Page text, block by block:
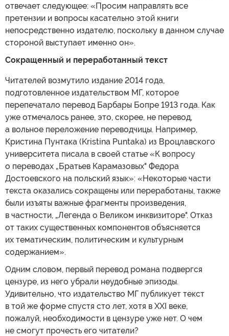
отвечает следующее: «Просим направлять все
претензии и вопросы касательно этой книги
непосредственно издателю, поскольку в данном случае
стороной выступает именно он».
Сокращенный и переработанный текст
Читателей возмутило издание 2014 года,
подготовленное издательством МГ, которое
перепечатало перевод Барбары Бопре 1913 года. Как
уже отмечалось ранее, это, скорее, не перевод,
а вольное переложение переводчицы. Например,
Кристина Пунтака (Kristina Puntaka) из Вроцлавского
университета писала в своей статье «К вопросу
о переводах „Братьев Карамазовых" Федора
Достоевского на польский язык»: «Некоторые части
текста оказались сокращены или переработаны, также
были изъяты важные фрагменты произведения,
в частности, „Легенда о Великом инквизиторе". Отказ
от таких существенных компонентов объясняется
их тематическим, политическим и культурным
содержанием».
Одним словом, первый перевод романа подвергся
цензуре, из него убрали неудобные эпизоды.
Удивительно, что издательство МГ публикует текст
в той же форме спустя сто лет, хотя в XXI веке,
пожалуй, необходимости в цензуре уже нет. О чем
не смогут прочесть его читатели?